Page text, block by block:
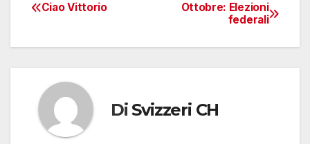
Navigazione
articoli
Ottobre: Elezioni
federali
Ciao Vittorio
Di Svizzeri CH